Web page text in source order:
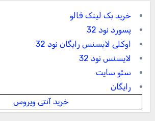
خرید بک لینک فالو
پسورد نود 32
اوکلی لایسنس رایگان نود 32
لایسنس نود 32
سئو سایت
رایگان
خرید آنتی ویروس